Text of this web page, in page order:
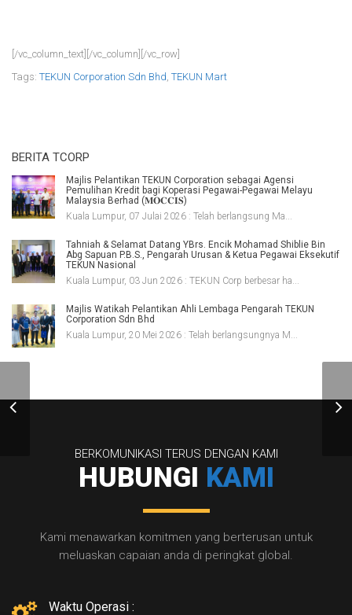
[/vc_column_text][/vc_column][/vc_row]
Tags: TEKUN Corporation Sdn Bhd TEKUN Mart
BERITA TCORP
Majlis Pelantikan TEKUN Corporation sebagai Agensi
Pemulihan Kredit bagi Koperasi Pegawai-Pegawai Melayu
Malaysia Berhad (𝐌𝐎𝐂𝐂𝐈𝐒)
Kuala Lumpur, 07 Julai 2026 : Telah berlangsung Ma...
Tahniah & Selamat Datang YBrs. Encik Mohamad Shiblie Bin
Abg Sapuan P.B.S., Pengarah Urusan & Ketua Pegawai Eksekutif
TEKUN Nasional
Kuala Lumpur, 03 Jun 2026 : TEKUN Corp berbesar ha...
Majlis Watikah Pelantikan Ahli Lembaga Pengarah TEKUN
Corporation Sdn Bhd
Kuala Lumpur, 20 Mei 2026 : Telah berlangsungnya M...
BERKOMUNIKASI TERUS DENGAN KAMI
HUBUNGI KAMI
Kami menawarkan komitmen yang berterusan untuk
meluaskan capaian anda di peringkat global.
Waktu Operasi :